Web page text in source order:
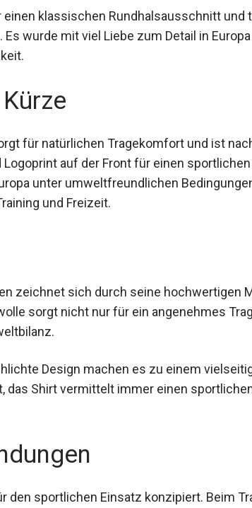
klassischen Rundhalsausschnitt und
wurde mit viel Liebe zum Detail in
für natürlichen Tragekomfort und ist
auf der Front für einen sportlichen
unter umweltfreundlichen
und Freizeit.
zeichnet sich durch seine hochwertigen
sorgt nicht nur für ein angenehmes
Design machen es zu einem
das Shirt vermittelt immer einen
den sportlichen Einsatz konzipiert. Beim